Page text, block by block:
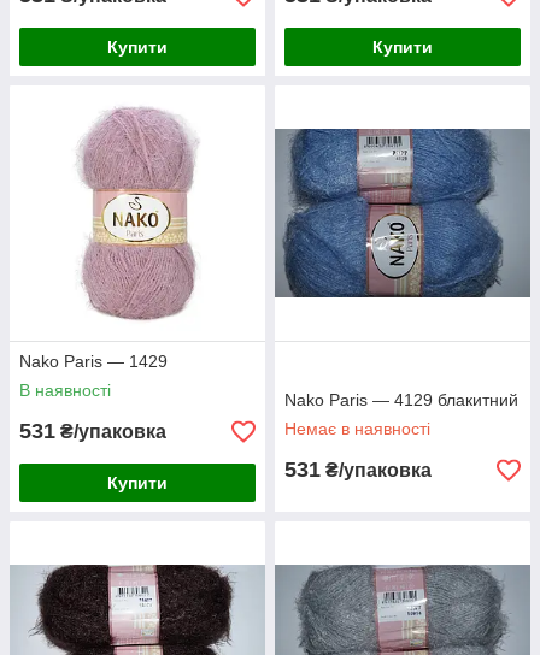
Купити Купити
Nako Paris — 1429
В наявності
531 ₴/упаковка
Купити
Nako Paris — 4129 блакитний
Немає в наявності
531 ₴/упаковка